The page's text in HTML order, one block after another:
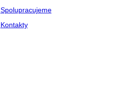
Spolupracujeme
Kontakty